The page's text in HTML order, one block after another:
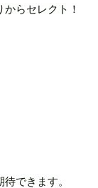
らセレクト！
できます。